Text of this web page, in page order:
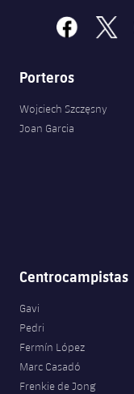
facebook
x
Porteros
Wojciech Szczęsny
Joan Garcia
Centrocampistas
Gavi
Pedri
Fermín López
Marc Casadó
Frenkie de Jong